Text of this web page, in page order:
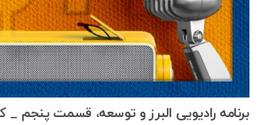
برنامه رادیویی البرز و توسعه، قسمت پنجم